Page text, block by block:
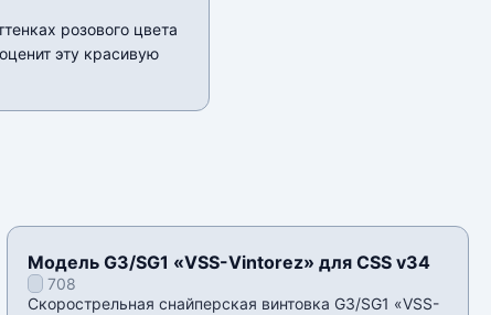
розового цвета
эту красивую
Модель G3/SG1 «VSS-Vintorez» для CSS v34
708
Скорострельная снайперская винтовка G3/SG1 «VSS-